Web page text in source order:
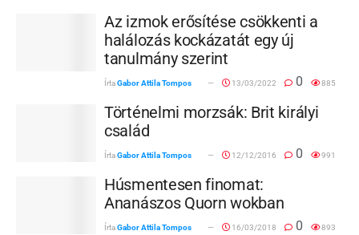
Az izmok erősítése csökkenti a
halálozás kockázatát egy új
tanulmány szerint
ÍrtaGabor Attila Tompos 13/03/2022 0 885
Történelmi morzsák: Brit királyi
család
ÍrtaGabor Attila Tompos 12/12/2016 0 991
Húsmentesen finomat:
Ananászos Quorn wokban
ÍrtaGabor Attila Tompos 16/03/2018 0 893